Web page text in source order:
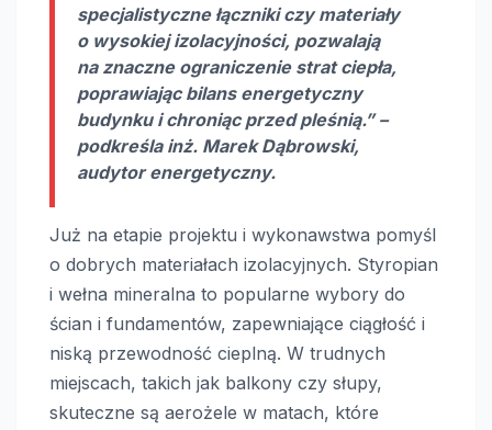
specjalistyczne łączniki czy materiały
o wysokiej izolacyjności, pozwalają
na znaczne ograniczenie strat ciepła,
poprawiając bilans energetyczny
budynku i chroniąc przed pleśnią.” –
podkreśla inż. Marek Dąbrowski,
audytor energetyczny.
Już na etapie projektu i wykonawstwa pomyśl
o dobrych materiałach izolacyjnych. Styropian
i wełna mineralna to popularne wybory do
ścian i fundamentów, zapewniające ciągłość i
niską przewodność cieplną. W trudnych
miejscach, takich jak balkony czy słupy,
skuteczne są aerożele w matach, które